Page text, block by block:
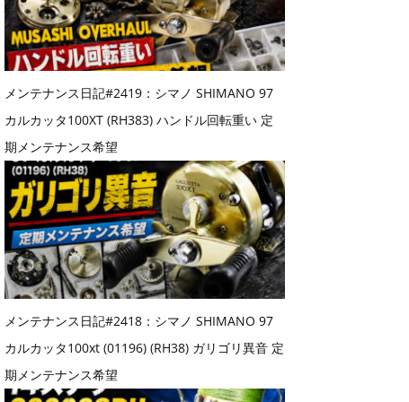
メンテナンス日記#2419：シマノ SHIMANO 97
カルカッタ100XT (RH383) ハンドル回転重い 定
期メンテナンス希望
メンテナンス日記#2418：シマノ SHIMANO 97
カルカッタ100xt (01196) (RH38) ガリゴリ異音 定
期メンテナンス希望